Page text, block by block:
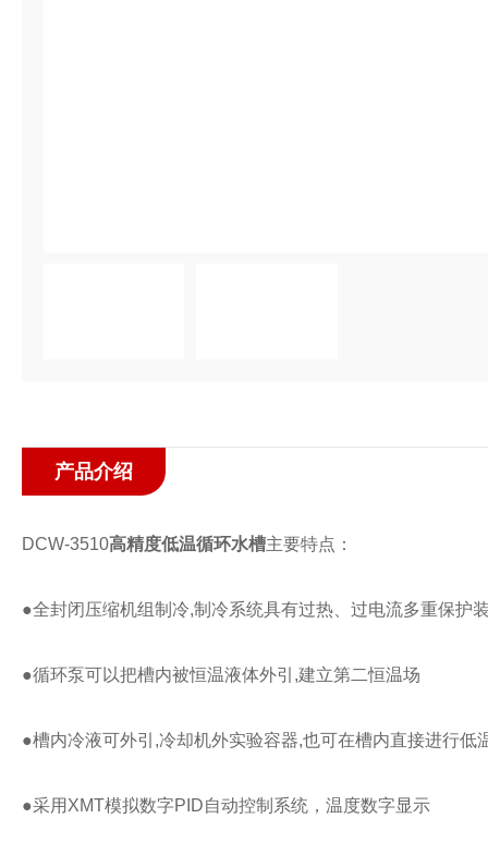
产品介绍
DCW-3510高精度低温循环水槽主要特点：
●全封闭压缩机组制冷,制冷系统具有过热、过电流多重保护
●循环泵可以把槽内被恒温液体外引,建立第二恒温场
●槽内冷液可外引,冷却机外实验容器,也可在槽内直接进行低
●采用XMT模拟数字PID自动控制系统，温度数字显示